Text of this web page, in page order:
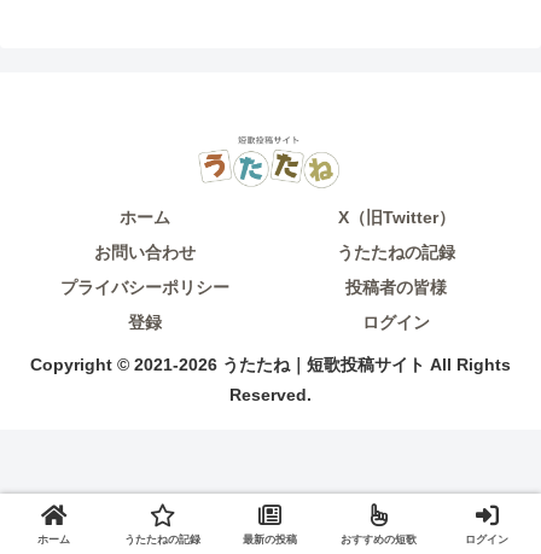
ホーム
X（旧Twitter）
お問い合わせ
うたたねの記録
プライバシーポリシー
投稿者の皆様
登録
ログイン
Copyright © 2021-2026 うたたね｜短歌投稿サイト All Rights
Reserved.
ホーム うたたねの記録 最新の投稿 おすすめの短歌 ログイン